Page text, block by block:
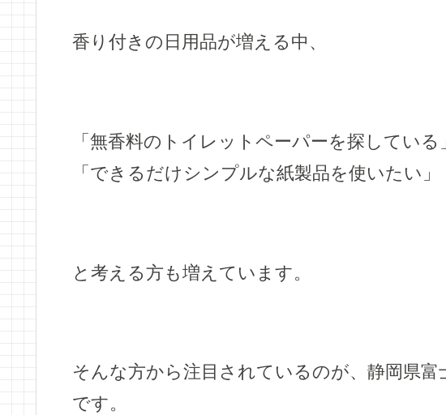
香り付きの日用品が増える中、
「無香料のトイレットペーパーを探している
「できるだけシンプルな紙製品を使いたい」
と考える方も増えています。
そんな方から注目されているのが、静岡県
です。